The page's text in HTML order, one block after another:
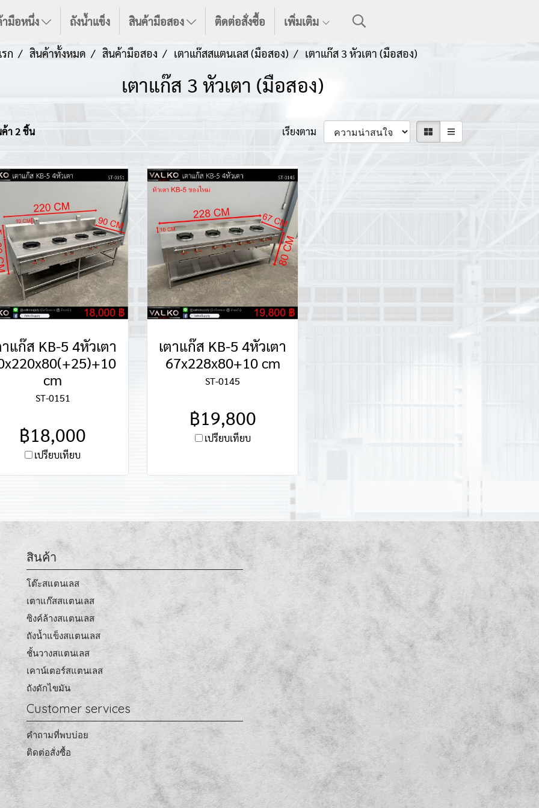
มือหนึ่ง ถังน้ำแข็ง สินค้ามือสอง ติดต่อสั่งซื้อ เพิ่มเติม
ก สินค้าทั้งหมด สินค้ามือสอง เตาแก๊สสแตนเลส (มือสอง) เตาแก๊ส 3 หัวเตา (มือสอง)
เตาแก๊ส 3 หัวเตา (มือสอง)
า 2 ชิ้น เรียงตาม
าแก๊ส KB-5 4หัวเตา
cm
ST-0151
฿18,000
เปรียบเทียบ
เตาแก๊ส KB-5 4หัวเตา
67x228x80+10 cm
ST-0145
฿19,800
เปรียบเทียบ
สินค้า
โต๊ะสแตนเลส
เตาแก๊สสแตนเลส
ซิงค์ล้างสแตนเลส
ถังน้ำแข็งสแตนเลส
ชั้นวางสแตนเลส
เคาน์เตอร์สแตนเลส
ถังดักไขมัน
Customer services
คำถามที่พบบ่อย
ติดต่อสั่งซื้อ